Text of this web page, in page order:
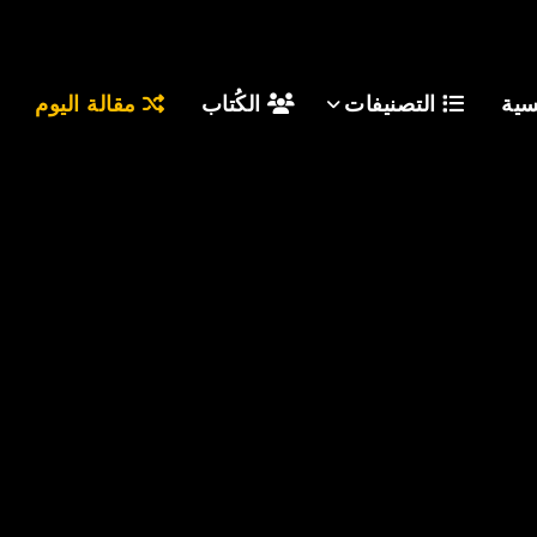
التصنيفات الكُتاب مقالة اليوم